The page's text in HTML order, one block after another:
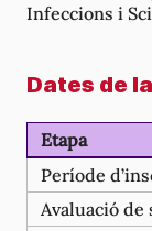
Infeccions i
Dates de
Etapa
Període
Avaluació de